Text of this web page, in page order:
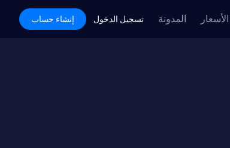
Academy الأسعار المدونة تسجيل الدخول إنشاء حساب